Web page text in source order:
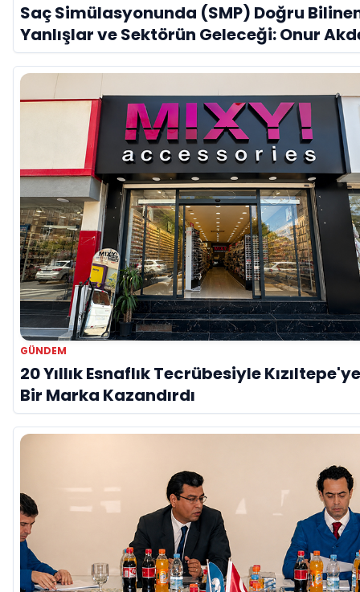
Saç Simülasyonunda (SMP) Doğru
Yanlışlar ve Sektörün Geleceği: Onur
Özel Röportaj
GÜNDEM
20 Yıllık Esnaflık Tecrübesiyle
Bir Marka Kazandırdı